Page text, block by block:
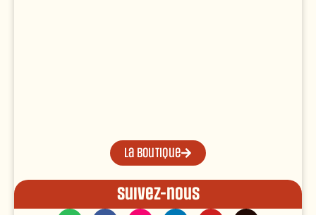
La boutique
Suivez-nous